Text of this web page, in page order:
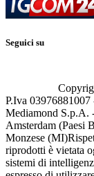
Seguici su
P.Iva
Mediamond S.p.A.
Amsterdam (Paesi
Monzese (MI)
riprodotti è vietata
sistemi di